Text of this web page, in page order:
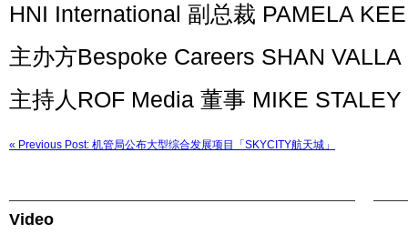
HNI International 副总裁 PAMELA
主办方Bespoke Careers SHAN
主持人ROF Media 董事 MIKE STALEY
« Previous Post: 机管局公布大型综合发展项目「SKYCITY航天城」
Video